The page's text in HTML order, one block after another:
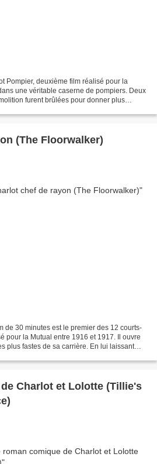
Pompier, deuxième film réalisé pour la
une véritable caserne de pompiers. Deux
furent brûlées pour donner plus
(The Floorwalker)
de 30 minutes est le premier des 12 courts-
pour la Mutual entre 1916 et 1917. Il ouvre
plus fastes de sa carrière. En lui laissant
Charlot et Lolotte (Tillie's